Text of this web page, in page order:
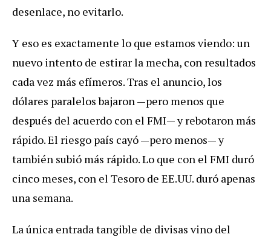
desenlace, no evitarlo.
Y eso es exactamente lo que estamos viendo: un
nuevo intento de estirar la mecha, con resultados
cada vez más efímeros. Tras el anuncio, los
dólares paralelos bajaron —pero menos que
después del acuerdo con el FMI— y rebotaron más
rápido. El riesgo país cayó —pero menos— y
también subió más rápido. Lo que con el FMI duró
cinco meses, con el Tesoro de EE.UU. duró apenas
una semana.
La única entrada tangible de divisas vino del